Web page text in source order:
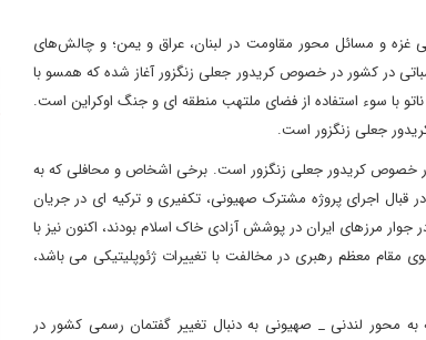
غزه و مسائل محور مقاومت در لبنان، عراق و یمن؛ و چالش‌های
در کشور در خصوص کریدور جعلی زنگزور آغاز شده که همسو با
با سوء استفاده از فضای ملتهب منطقه ای و جنگ اوکراین است.
جعلی زنگزور است.
در خصوص کریدور جعلی زنگزور است. برخی اشخاص و محافلی که به
قبال اجرای پروژه مشترک صهیونی، تکفیری و ترکیه ای در جریان
در جوار مرزهای ایران در پوشش آزادی خاک اسلام بودند، اکنون نیز با
معظم رهبری در مخالفت با تغییرات ژئوپلیتیکی می باشد،
به محور لندنی _ صهیونی به دنبال تغییر گفتمان رسمی کشور در